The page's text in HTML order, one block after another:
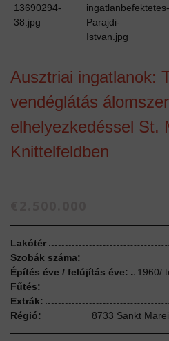
Ausztriai ingatlanok:
vendéglátás
elhelyezkedéssel St.
Knittelfeldben
Lakótér
Szobák száma:
Építés éve / felújítás éve:
1960/
Fűtés:
Extrák:
Régió:
8733 Sankt